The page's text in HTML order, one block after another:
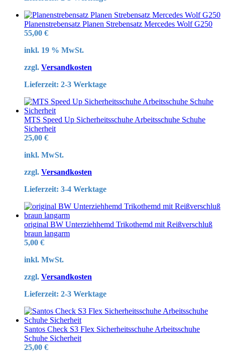
Planenstrebensatz Planen Strebensatz Mercedes Wolf G250
55,00 €
inkl. 19 % MwSt.
zzgl. Versandkosten
Lieferzeit: 2-3 Werktage
MTS Speed Up Sicherheitsschuhe Arbeitsschuhe Schuhe
Sicherheit
25,00 €
inkl. MwSt.
zzgl. Versandkosten
Lieferzeit: 3-4 Werktage
original BW Unterziehhemd Trikothemd mit Reißverschluß
braun langarm
5,00 €
inkl. MwSt.
zzgl. Versandkosten
Lieferzeit: 2-3 Werktage
Santos Check S3 Flex Sicherheitsschuhe Arbeitsschuhe
Schuhe Sicherheit
25,00 €